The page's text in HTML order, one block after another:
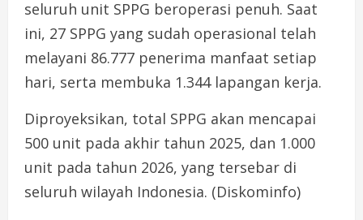
seluruh unit SPPG beroperasi penuh. Saat
ini, 27 SPPG yang sudah operasional telah
melayani 86.777 penerima manfaat setiap
hari, serta membuka 1.344 lapangan kerja.
Diproyeksikan, total SPPG akan mencapai
500 unit pada akhir tahun 2025, dan 1.000
unit pada tahun 2026, yang tersebar di
seluruh wilayah Indonesia. (Diskominfo)